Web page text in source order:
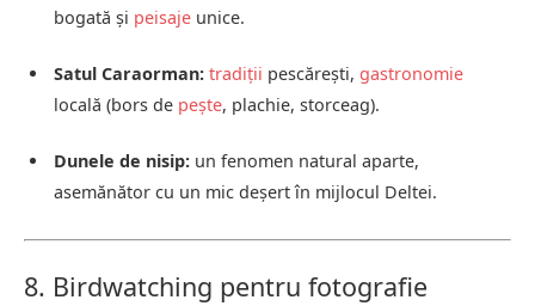
bogată și peisaje unice.
Satul Caraorman: tradiții pescărești, gastronomie
locală (bors de pește, plachie, storceag).
Dunele de nisip: un fenomen natural aparte,
asemănător cu un mic deșert în mijlocul Deltei.
8. Birdwatching pentru fotografie